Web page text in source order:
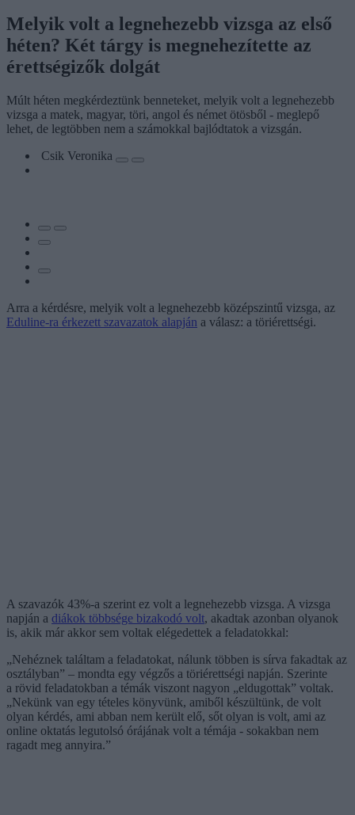
Melyik volt a legnehezebb vizsga az első
héten? Két tárgy is megnehezítette az
érettségizők dolgát
Múlt héten megkérdeztünk benneteket, melyik volt a legnehezebb
vizsga a matek, magyar, töri, angol és német ötösből - meglepő
lehet, de legtöbben nem a számokkal bajlódtatok a vizsgán.
Csik Veronika
Arra a kérdésre, melyik volt a legnehezebb középszintű vizsga, az
Eduline-ra érkezett szavazatok alapján a válasz: a töriérettségi.
A szavazók 43%-a szerint ez volt a legnehezebb vizsga. A vizsga
napján a diákok többsége bizakodó volt, akadtak azonban olyanok
is, akik már akkor sem voltak elégedettek a feladatokkal:
„Nehéznek találtam a feladatokat, nálunk többen is sírva fakadtak az
osztályban” – mondta egy végzős a töriérettségi napján. Szerinte
a rövid feladatokban a témák viszont nagyon „eldugottak” voltak.
„Nekünk van egy tételes könyvünk, amiből készültünk, de volt
olyan kérdés, ami abban nem került elő, sőt olyan is volt, ami az
online oktatás legutolsó órájának volt a témája - sokakban nem
ragadt meg annyira.”